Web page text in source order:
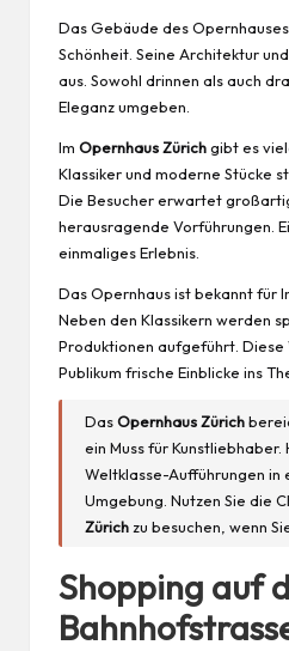
Das Gebäude des
Schönheit. Seine Architektur
aus. Sowohl drinnen als auch
Eleganz umgeben.
Im Opernhaus Zürichgibt es
Klassiker und moderne Stücke
Die Besucher erwartet
herausragende Vorführungen.
einmaliges Erlebnis.
Das Opernhaus ist bekannt für
Neben den Klassikern werden
Produktionen aufgeführt. Diese
Publikum frische Einblicke ins
DasOpernhaus Zürich
ein Muss für Kunstliebhaber.
Weltklasse-Aufführungen in
Umgebung. Nutzen Sie die
Zürich zu besuchen, wenn
Shopping auf